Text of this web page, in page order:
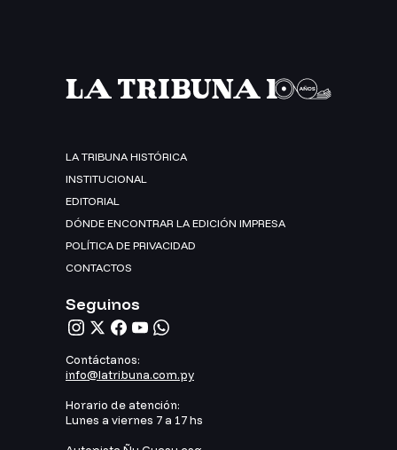
LA TRIBUNA HISTÓRICA
INSTITUCIONAL
EDITORIAL
DÓNDE ENCONTRAR LA EDICIÓN IMPRESA
POLÍTICA DE PRIVACIDAD
CONTACTOS
Seguinos
Contáctanos:
info@latribuna.com.py
Horario de atención:
Lunes a viernes 7 a 17 hs